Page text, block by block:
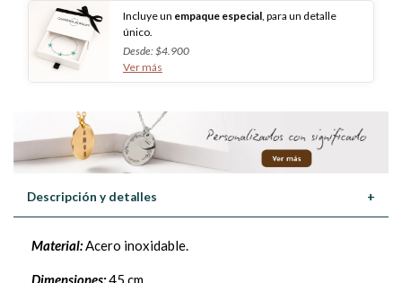
Incluye un empaque especial , para un detalle
único.
Desde: $4.900
Ver más
Descripción y detalles +
Material:Acero inoxidable.